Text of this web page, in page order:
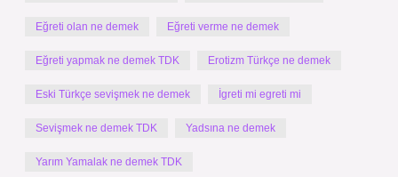
Eğreti olan ne demek Eğreti verme ne demek
Eğreti yapmak ne demek TDK Erotizm Türkçe ne demek
Eski Türkçe sevişmek ne demek İgreti mi egreti mi
Sevişmek ne demek TDK Yadsına ne demek
Yarım Yamalak ne demek TDK